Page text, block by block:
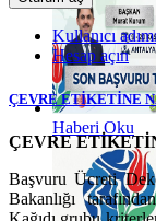
Haberi Oku
Kullanıcı
Hesap açın
ÇEVRE ETİKETİNE
ÇEVRE
Başvuru Ücreti
Bakanlığı